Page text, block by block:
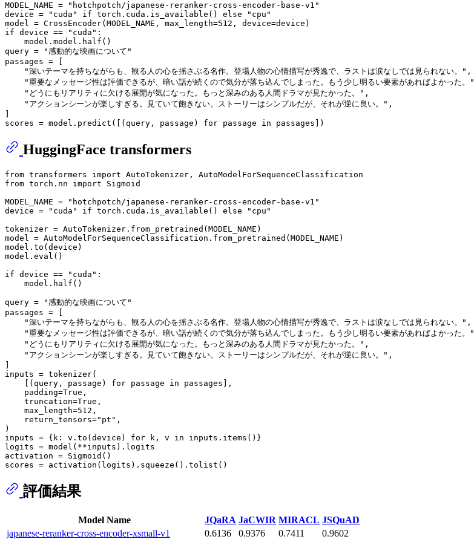
MODEL_NAME =
"hotchpotch/japanese-reranker-cross-encoder-base-v1"
device =
"cuda" if torch.cuda.is_available() else
"cpu"
model = CrossEncoder(MODEL_NAME, max_length=512
if device == "cuda" :
    model.model.half()
query =
"感動的な映画について"
passages = [
"深いテーマを持ちながらも、観る人の心を揺さぶる名作。登場人物の心情描写が秀逸で、ラストは涙なしでは見られない。" ,
"重要なメッセージ性は評価できるが、暗い話が続くので気分が落ち込んでしまった。もう少し明るい要素があればよかった。"
"どうにもリアリティに欠ける展開が気になった。もっと深みのある人間ドラマが見たかった。" ,
"アクションシーンが楽しすぎる。見ていて飽きない。ストーリーはシンプルだが、それが逆に良い。" ,
scores = model.predict([(query, passage) for passage in
HuggingFace transformers
from transformers import
from torch.nn import Sigmoid
MODEL_NAME =
"hotchpotch/japanese-reranker-cross-encoder-base-v1"
device =
"cuda" if torch.cuda.is_available() else
"cpu"
tokenizer = AutoTokenizer.from_pretrained(MODEL_NAME)
model = AutoModelForSequenceClassification.from_pretrained(MODEL_NAME)
model.to(device)
model. eval ()
if device == "cuda" :
    model.half()
query =
"感動的な映画について"
passages = [
"深いテーマを持ちながらも、観る人の心を揺さぶる名作。登場人物の心情描写が秀逸で、ラストは涙なしでは見られない。" ,
"重要なメッセージ性は評価できるが、暗い話が続くので気分が落ち込んでしまった。もう少し明るい要素があればよかった。"
"どうにもリアリティに欠ける展開が気になった。もっと深みのある人間ドラマが見たかった。" ,
"アクションシーンが楽しすぎる。見ていて飽きない。ストーリーはシンプルだが、それが逆に良い。" ,
inputs = tokenizer(
    [(query, passage)
for passage in passages],
    padding=
True ,
    truncation=
True ,
    max_length=
512 ,
    return_tensors=
"pt" ,
)
inputs = {k: v.to(device) for k, v in inputs.items()}
logits = model(**inputs).logits
activation = Sigmoid()
評価結果
Model Name JQaRA JaCWIR MIRACL JSQuAD
japanese-reranker-cross-encoder-xsmall-v1
0.6136 0.9376 0.7411
0.9602